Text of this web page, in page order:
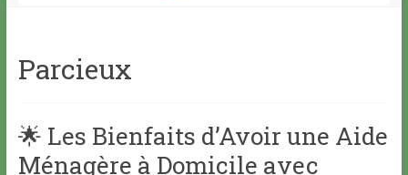
Parcieux
🌟 Les Bienfaits d’Avoir une Aide
Ménagère à Domicile avec